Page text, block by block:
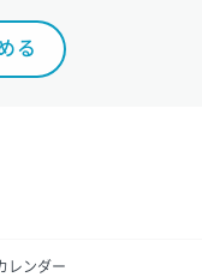
る
レンダー